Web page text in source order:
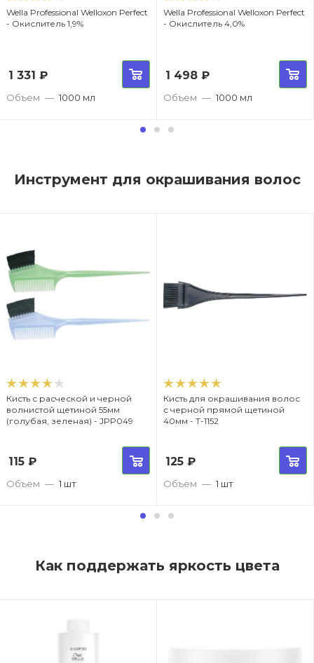
Wella Professional Welloxon Perfect
- Окислитель 1,9%
1 331 ₽
Объем — 1000 мл
Wella Professional Welloxon Perfect
- Окислитель 4,0%
1 498₽
Объем — 1000 мл
Инструмент для окрашивания волос
Кисть с расческой и черной
волнистой щетиной 55мм
(голубая, зеленая) - JPP049
115 ₽
Объем — 1 шт
Кисть для окрашивания волос
с черной прямой щетиной
40мм - T-1152
125 ₽
Объем — 1 шт
Как поддержать яркость цвета